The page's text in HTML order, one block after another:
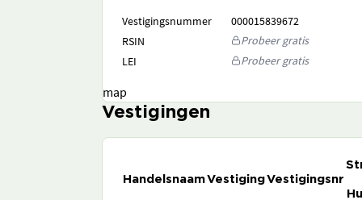
Vestigingsnummer
000015839672
RSIN
Probeer gratis
LEI
Probeer gratis
map
Vestigingen
HandelsnaamVestigingVestigingsnr